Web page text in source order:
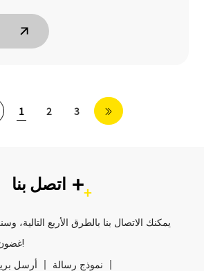
1 2 3
اتصل بنا +
يمكنك الاتصال بنا بالطرق الأربع
غضون 24 ساعة من استلامه!
أرسل
نموذج رسالة